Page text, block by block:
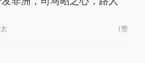
1赞